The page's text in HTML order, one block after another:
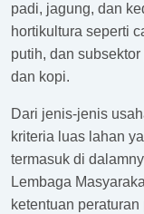
padi, jagung, dan
hortikultura seperti
putih, dan
dan kopi.
Dari jenis-jenis
kriteria luas lahan
termasuk di
Lembaga
ketentuan